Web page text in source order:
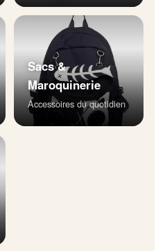
Sacs &
Maroquinerie
Accessoires du quotidien